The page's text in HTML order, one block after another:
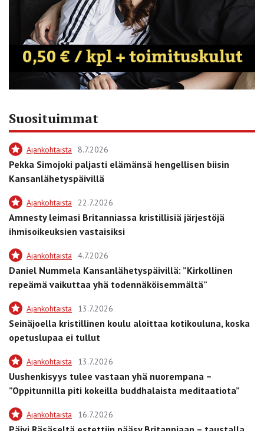
Suosituimmat
Ajankohtaista 8.7.2026
Pekka Simojoki paljasti elämänsä hengellisen biisin
Kansanlähetyspäivillä
Ajankohtaista 22.7.2026
Amnesty leimasi Britanniassa kristillisiä järjestöjä
ihmisoikeuksien vastaisiksi
Ajankohtaista 4.7.2026
Daniel Nummela Kansanlähetyspäivillä: ”Kirkollinen
repeämä vaikuttaa yhä todennäköisemmältä”
Ajankohtaista 13.7.2026
Seinäjoella kristillinen koulu aloittaa kotikouluna, koska
opetuslupaa ei tullut
Ajankohtaista 13.7.2026
Uushenkisyys tulee vastaan yhä nuorempana –
”Oppitunnilla piti kokeilla buddhalaista meditaatiota”
Ajankohtaista 16.7.2026